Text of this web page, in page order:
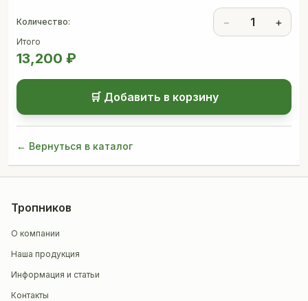
Количество: − 1 +
Итого
13,200 ₽
🛒 Добавить в корзину
← Вернуться в каталог
Тропников
О компании
Наша продукция
Информация и статьи
Контакты